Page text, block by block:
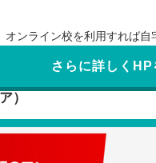
ンライン校を利用すれば自
さらに詳しく
）